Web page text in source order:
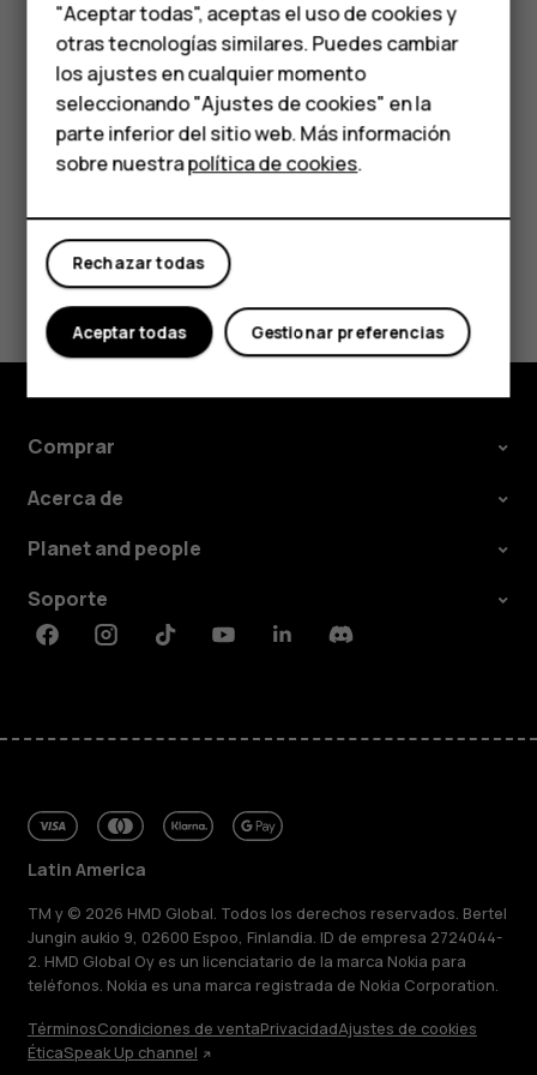
personas mayores
HMD Terra M
Comprar
Mi cuenta
Eliminar una cita
Presione el evento.
Presionemore_vert>Eliminar.
¿Te ha parecido útil?
No
Comprar
Acerca de
Planet and people
Soporte
FacebookInstagramTiktokYoutubeLinkedinDiscord
Latin America
TM y © 2026 HMD Global. Todos los derechos reservados. Bertel
Jungin aukio 9, 02600 Espoo, Finlandia. ID de empresa 2724044-
2. HMD Global Oy es un licenciatario de la marca Nokia para
teléfonos. Nokia es una marca registrada de Nokia Corporation.
TérminosCondiciones de ventaPrivacidadAjustes de cookies
ÉticaSpeak Up channel
"Aceptar todas", aceptas el uso de cookies y
otras tecnologías similares. Puedes cambiar
los ajustes en cualquier momento
seleccionando "Ajustes de cookies" en la
parte inferior del sitio web. Más información
sobre nuestrapolítica de cookies.
Rechazar todas
Gestionar preferencias
Aceptar todas